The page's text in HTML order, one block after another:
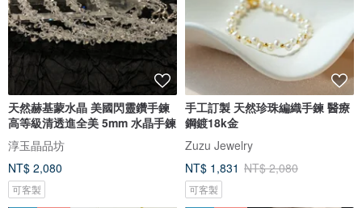
天然赫基蒙水晶 美國閃靈鑽手鍊
高等級清透進全美 5mm 水晶手鍊
淳玉晶品坊
NT$ 2,080
可客製
手工訂製 天然珍珠編織手鍊 醫療
鋼鍍18k金
Zuzu Jewelry
NT$ 1,831 NT$ 2,080
可客製